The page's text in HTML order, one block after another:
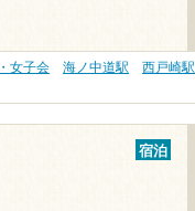
女子会 海ノ中道駅
西戸崎駅
宿泊